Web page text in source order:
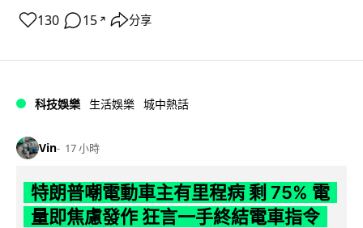
130 15 ↗ 分享
科技娛樂 生活娛樂 城中熱話
Vin 17 小時
特朗普嘲電動車主有里程病 剩 75% 電
量即焦慮發作 狂言一手終結電車指令